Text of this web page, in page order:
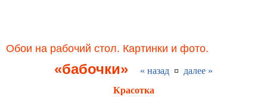
Обои на рабочий стол. Картинки и фото.
«бабочки» « назад ¤ далее »
Красотка